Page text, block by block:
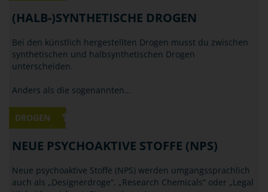
(HALB-)SYNTHETISCHE DROGEN
Bei den künstlich hergestellten Drogen musst du zwischen
synthetischen und halbsynthetischen Drogen
unterscheiden.
Anders als die sogenannten…
DROGEN
NEUE PSYCHOAKTIVE STOFFE (NPS)
Neue psychoaktive Stoffe (NPS) werden umgangssprachlich
auch als „Designerdroge“, „Research Chemicals“ oder „Legal